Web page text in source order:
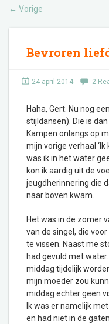
← Vorige
Bevroren
24 april 2014 2
Haha, Gert. Nu nog
stijldansen). Die is
Kampen onlangs op
mijn vorige verhaal
was ik in het water
kon ik aardig uit de
jeugdherinnering die
naar boven kwam.
Het was in de zomer
van de singel, die
te vissen. Naast me
had gevuld met
middag tijdelijk
mijn moeder zou
middag echter geen
Ik was er namelijk
en had niet in de